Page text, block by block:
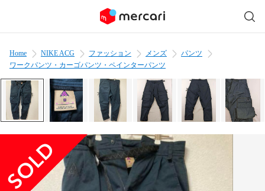
Home NIKE ACG ファッション メンズ
パンツ
ワークパンツ・カーゴパンツ・ペインターパンツ